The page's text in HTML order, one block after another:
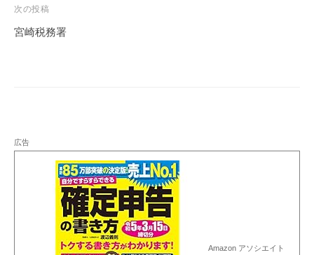
ビ
ゲ
次の投稿
宮崎税務署
広告
Amazon アソシエイト